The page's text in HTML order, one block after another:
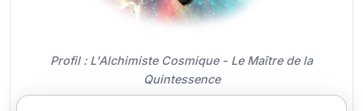
Profil : L'Alchimiste Cosmique - Le Maître de la
Quintessence